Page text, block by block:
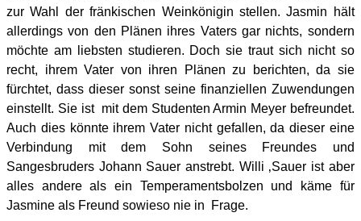
zur Wahl der fränkischen Weinkönigin stellen. Jasmin hält
allerdings von den Plänen ihres Vaters gar nichts, sondern
möchte am liebsten studieren. Doch sie traut sich nicht so
recht, ihrem Vater von ihren Plänen zu berichten, da sie
fürchtet, dass dieser sonst seine finanziellen Zuwendungen
einstellt. Sie ist mit dem Studenten Armin Meyer befreundet.
Auch dies könnte ihrem Vater nicht gefallen, da dieser eine
Verbindung mit dem Sohn seines Freundes und
Sangesbruders Johann Sauer anstrebt. Willi ‚Sauer ist aber
alles andere als ein Temperamentsbolzen und käme für
Jasmine als Freund sowieso nie in Frage.